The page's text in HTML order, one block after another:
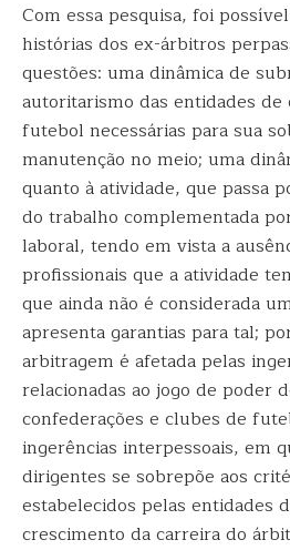
Com essa pesquisa, foi
histórias dos ex-árbitros
questões: uma dinâmica de
autoritarismo das entidades de
futebol necessárias para sua
manutenção no meio; uma
quanto à atividade, que passa
do trabalho complementada
laboral, tendo em vista a
profissionais que a atividade
que ainda não é considerada
apresenta garantias para tal;
arbitragem é afetada pelas
relacionadas ao jogo de poder
confederações e clubes de
ingerências interpessoais, em
dirigentes se sobrepõe aos
estabelecidos pelas entidades
crescimento da carreira do